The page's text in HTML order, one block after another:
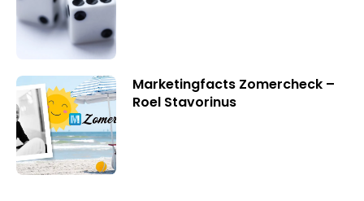
Marketingfacts Zomercheck –
Roel Stavorinus